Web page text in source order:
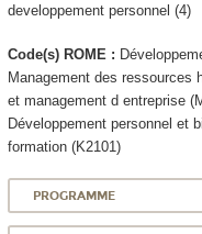
developpement personnel (4)
Code(s) ROME :
Management des ressources
et management d entreprise
Développement personnel et
formation (K2101)
PROGRAMME